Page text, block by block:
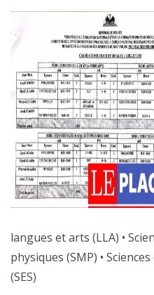
langues et arts (LLA) •
physiques (SMP) •
(SES)